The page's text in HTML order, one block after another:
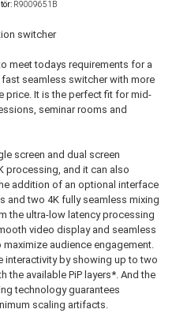
R9009651B
switcher
meet todays requirements for a
seamless switcher with more
price. It is the perfect fit for mid-
seminar rooms and
screen and dual screen
processing, and it can also
addition of an optional interface
and two 4K fully seamless mixing
the ultra-low latency processing
video display and seamless
audience engagement.
interactivity by showing up to two
the available PiP layers*. And the
technology guarantees
scaling artifacts.